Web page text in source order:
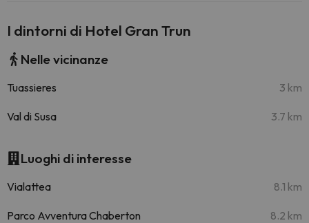
I dintorni di Hotel Gran Trun
Nelle vicinanze
Tuassieres 3 km
Val di Susa 3.7 km
Luoghi di interesse
Vialattea 8.1 km
Parco Avventura Chaberton 8.2 km